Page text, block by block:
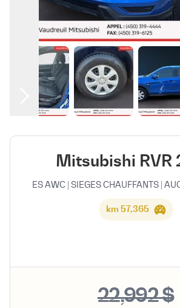
العربية
Mitsubishi RVR
ES AWC | SIEGES CHAUFFANTS |
57,365 km
$ 22,992